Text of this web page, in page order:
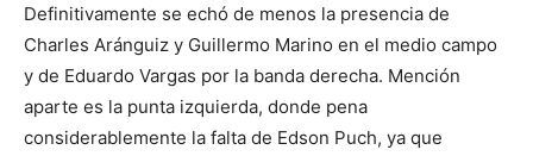
Definitivamente se echó de menos la presencia de
Charles Aránguiz y Guillermo Marino en el medio campo
y de Eduardo Vargas por la banda derecha. Mención
aparte es la punta izquierda, donde pena
considerablemente la falta de Edson Puch, ya que